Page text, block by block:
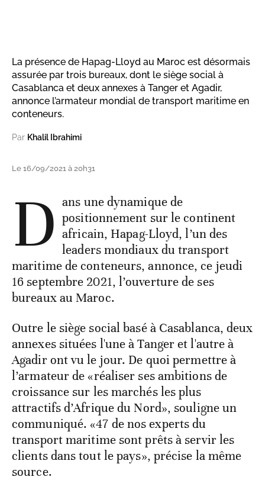
La présence de Hapag-Lloyd au Maroc est désormais
assurée par trois bureaux, dont le siège social à
Casablanca et deux annexes à Tanger et Agadir,
annonce l’armateur mondial de transport maritime en
conteneurs.
Par Khalil Ibrahimi
Le 16/09/2021 à 20h31
D ans une dynamique de
positionnement sur le continent
africain, Hapag-Lloyd, l’un des
leaders mondiaux du transport
maritime de conteneurs, annonce, ce jeudi
16 septembre 2021, l’ouverture de ses
bureaux au Maroc.
Outre le siège social basé à Casablanca, deux
annexes situées l'une à Tanger et l'autre à
Agadir ont vu le jour. De quoi permettre à
l’armateur de «réaliser ses ambitions de
croissance sur les marchés les plus
attractifs d’Afrique du Nord», souligne un
communiqué. «47 de nos experts du
transport maritime sont prêts à servir les
clients dans tout le pays», précise la même
source.